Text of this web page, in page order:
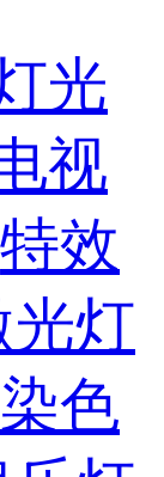
光
视
特效
光灯
色